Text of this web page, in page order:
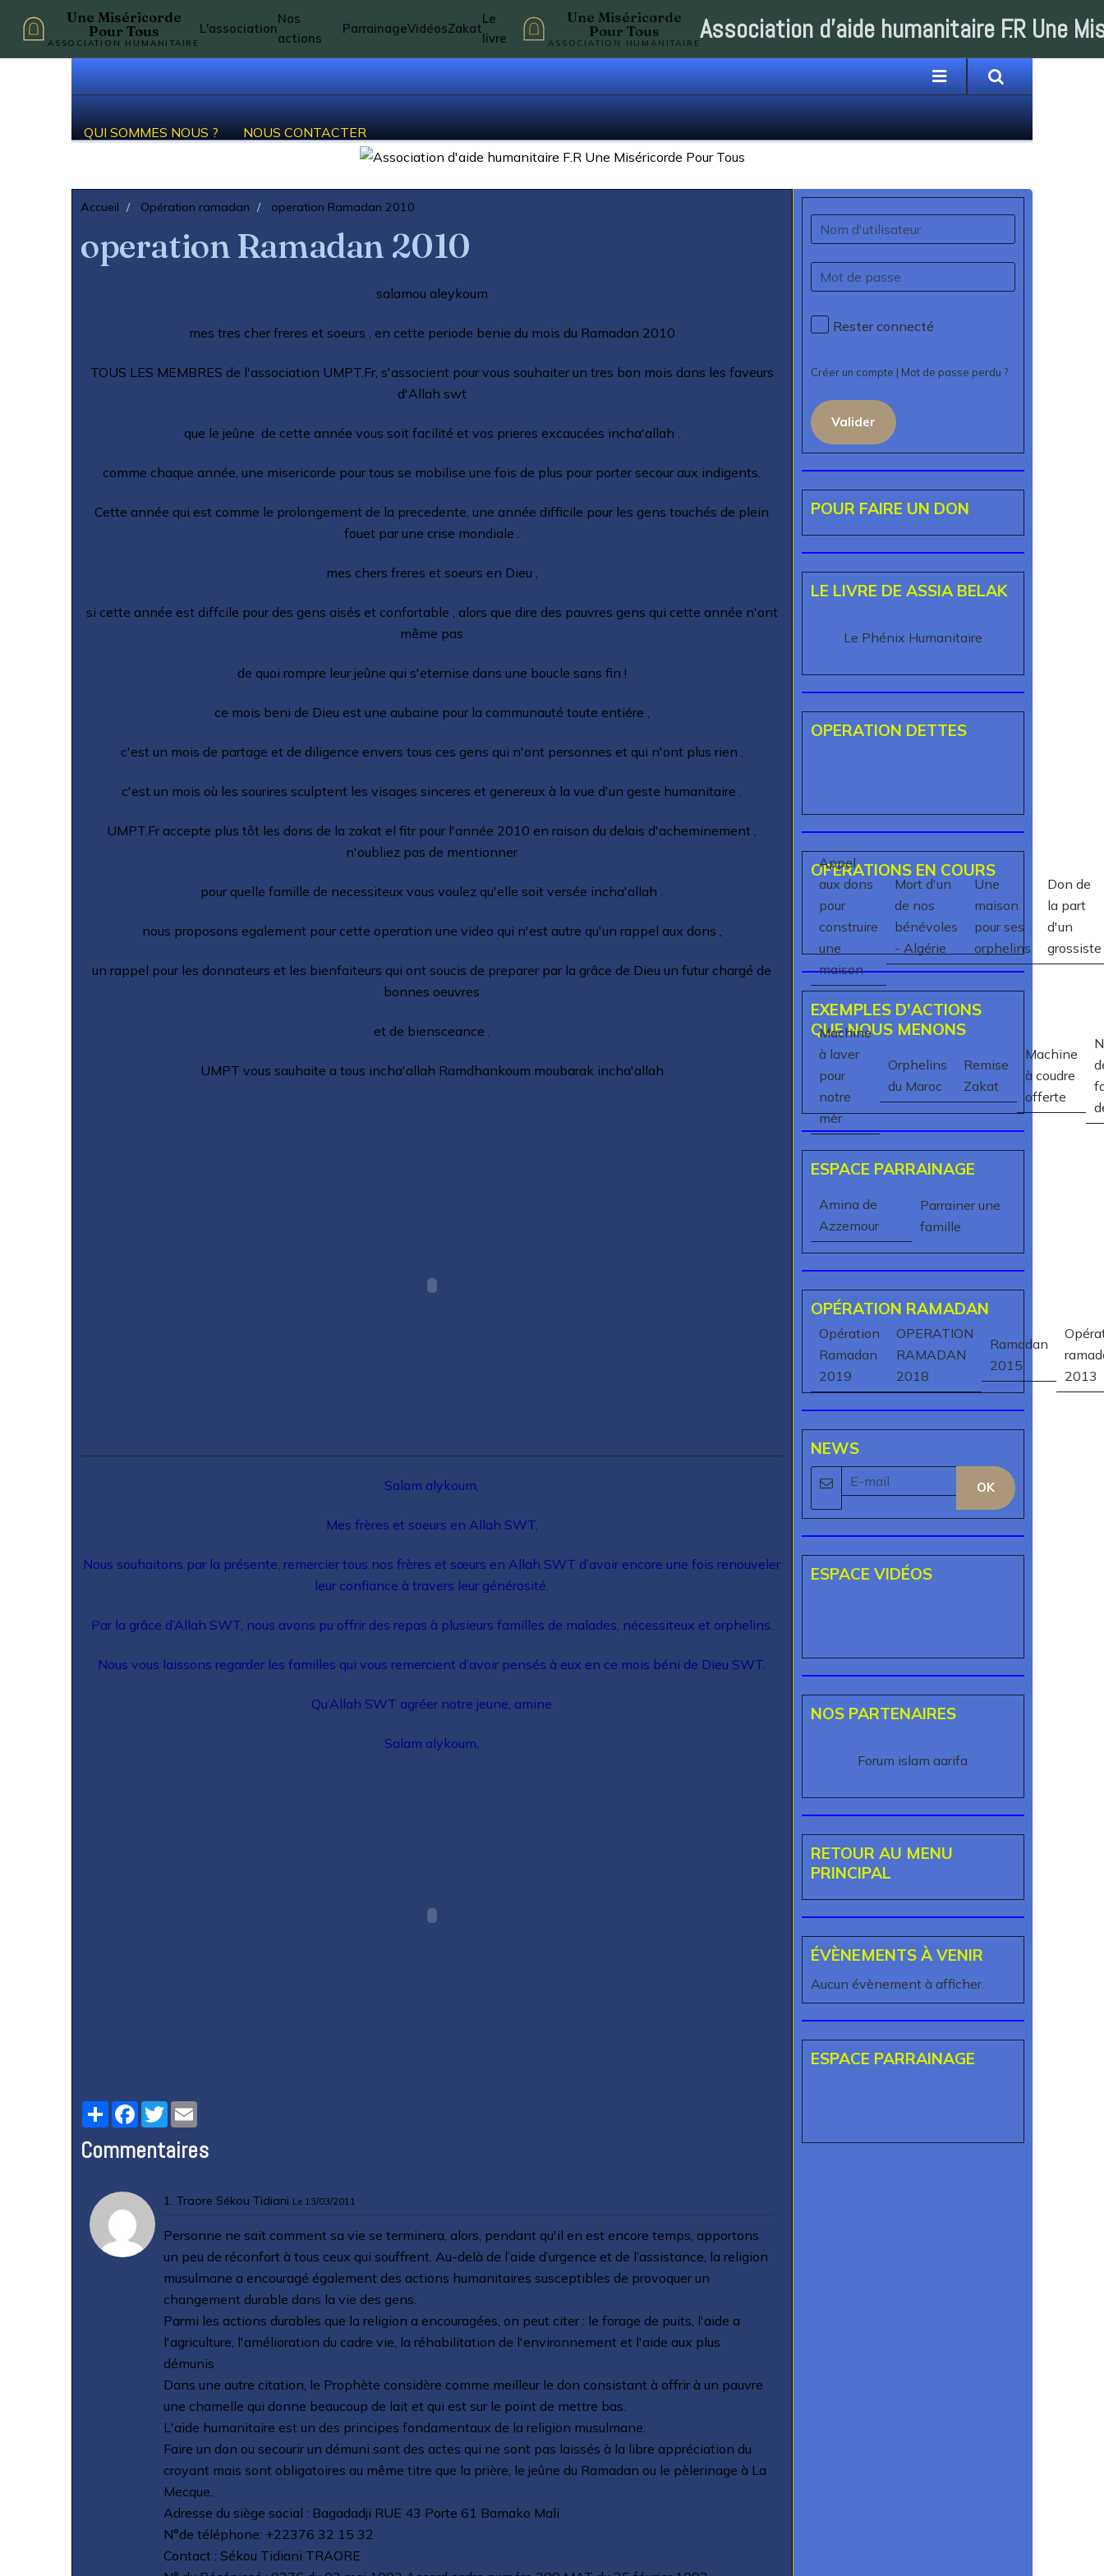
Une Miséricorde
Pour Tous
ASSOCIATION HUMANITAIRE
L'association
Nos
actions
ParrainageVidéosZakat
Le
livre
Une Miséricorde
Pour Tous
ASSOCIATION HUMANITAIREAssociation d'aide humanitaire F.R Une
QUI SOMMES NOUS ? NOUS CONTACTER
Accueil Opération ramadan operation Ramadan 2010
operation Ramadan 2010
salamou aleykoum
mes tres cher freres et soeurs , en cette periode benie du mois du Ramadan 2010
TOUS LES MEMBRES de l'association UMPT.Fr, s'associent pour vous souhaiter un tres bon mois dans les faveurs
d'Allah swt
que le jeûne de cette année vous soit facilité et vos prieres excaucées incha'allah .
comme chaque année, une misericorde pour tous se mobilise une fois de plus pour porter secour aux indigents.
Cette année qui est comme le prolongement de la precedente, une année difficile pour les gens touchés de plein
fouet par une crise mondiale .
mes chers freres et soeurs en Dieu ,
si cette année est diffcile pour des gens aisés et confortable , alors que dire des pauvres gens qui cette année n'ont
même pas
de quoi rompre leur jeûne qui s'eternise dans une boucle sans fin !
ce mois beni de Dieu est une aubaine pour la communauté toute entiére ,
c'est un mois de partage et de diligence envers tous ces gens qui n'ont personnes et qui n'ont plus rien .
c'est un mois où les sourires sculptent les visages sinceres et genereux à la vue d'un geste humanitaire .
UMPT.Fr accepte plus tôt les dons de la zakat el fitr pour l'année 2010 en raison du delais d'acheminement ,
n'oubliez pas de mentionner
pour quelle famille de necessiteux vous voulez qu'elle soit versée incha'allah .
nous proposons egalement pour cette operation une video qui n'est autre qu'un rappel aux dons ,
un rappel pour les donnateurs et les bienfaiteurs qui ont soucis de preparer par la grâce de Dieu un futur chargé de
bonnes oeuvres
et de biensceance .
UMPT vous sauhaite a tous incha'allah Ramdhankoum moubarak incha'allah
Salam alykoum,
Mes frères et soeurs en Allah SWT,
Nous souhaitons par la présente, remercier tous nos frères et sœurs en Allah SWT d’avoir encore une fois renouveler
leur confiance à travers leur générosité.
Par la grâce d’Allah SWT, nous avons pu offrir des repas à plusieurs familles de malades, nécessiteux et orphelins.
Nous vous laissons regarder les familles qui vous remercient d’avoir pensés à eux en ce mois béni de Dieu SWT.
Qu’Allah SWT agréer notre jeune, amine
Salam alykoum,
PartagerFacebook
Twitter
Commentaires
1. Traore Sékou Tidiani Le 13/03/2011
Personne ne sait comment sa vie se terminera, alors, pendant qu'il en est encore temps, apportons
un peu de réconfort à tous ceux qui souffrent. Au-delà de l’aide d’urgence et de l’assistance, la religion
musulmane a encouragé également des actions humanitaires susceptibles de provoquer un
changement durable dans la vie des gens.
Parmi les actions durables que la religion a encouragées, on peut citer : le forage de puits, l'aide a
l'agriculture, l'amélioration du cadre vie, la réhabilitation de l'environnement et l'aide aux plus
démunis
Dans une autre citation, le Prophète considère comme meilleur le don consistant à offrir à un pauvre
une chamelle qui donne beaucoup de lait et qui est sur le point de mettre bas.
L'aide humanitaire est un des principes fondamentaux de la religion musulmane.
Faire un don ou secourir un démuni sont des actes qui ne sont pas laissés à la libre appréciation du
croyant mais sont obligatoires au même titre que la prière, le jeûne du Ramadan ou le pèlerinage à La
Mecque..
Adresse du siège social : Bagadadji RUE 43 Porte 61 Bamako Mali
N°de téléphone: +22376 32 15 32
Contact : Sékou Tidiani TRAORE
Rester connecté
Créer un compte | Mot de passe perdu ?
Valider
POUR FAIRE UN DON
LE LIVRE DE ASSIA BELAK
Le Phénix Humanitaire
OPERATION DETTES
OPERATIONS EN COURS
Appel
aux dons
pour
construire
une
maison
Mort d'un
de nos
bénévoles
- Algérie
Une
maison
pour ses
orphelins
Don de
la part
d'un
grossiste
EXEMPLES D'ACTIONS
QUE NOUS MENONS
Machine
à laver
pour
notre
mèr
Orphelins
du Maroc
Remise
Zakat
Machine
à coudre
offerte
ESPACE PARRAINAGE
Amina de
Azzemour
Parrainer une
famille
OPÉRATION RAMADAN
Opération
Ramadan
2019
OPERATION
RAMADAN
2018
Ramadan
2015
2013
NEWS
OK
ESPACE VIDÉOS
NOS PARTENAIRES
Forum islam aarifa
RETOUR AU MENU
PRINCIPAL
ÉVÈNEMENTS À VENIR
Aucun évènement à afficher.
ESPACE PARRAINAGE